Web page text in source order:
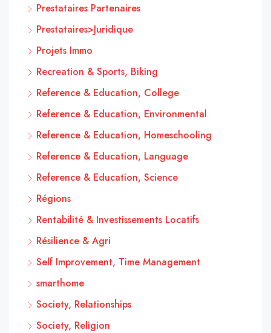
Prestataires Partenaires
Prestataires>Juridique
Projets Immo
Recreation & Sports, Biking
Reference & Education, College
Reference & Education, Environmental
Reference & Education, Homeschooling
Reference & Education, Language
Reference & Education, Science
Régions
Rentabilité & Investissements Locatifs
Résilience & Agri
Self Improvement, Time Management
smarthome
Society, Relationships
Society, Religion